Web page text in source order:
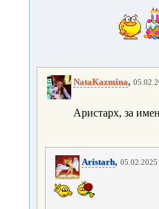
NataKazmina,
Аристарх, за
Aristarh, 05.02.2025